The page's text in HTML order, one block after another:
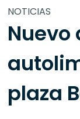
NOTICIAS
Nuevo
plaza